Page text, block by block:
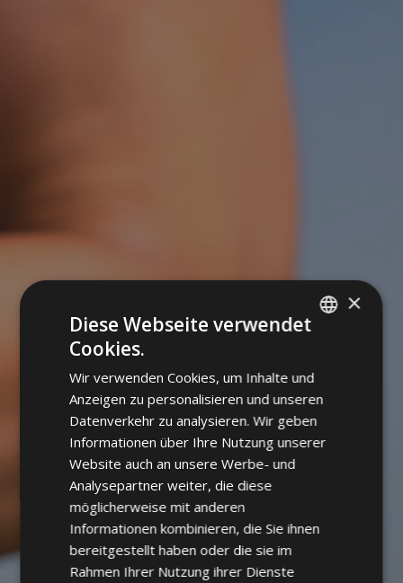
GERMAN
×
Diese Webseite verwendet
Cookies.
Wir verwenden Cookies, um Inhalte und
Anzeigen zu personalisieren und unseren
Datenverkehr zu analysieren. Wir geben
Informationen über Ihre Nutzung unserer
Website auch an unsere Werbe- und
Analysepartner weiter, die diese
möglicherweise mit anderen
Informationen kombinieren, die Sie ihnen
bereitgestellt haben oder die sie im
Rahmen Ihrer Nutzung ihrer Dienste